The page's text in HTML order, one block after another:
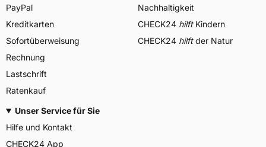
PayPal
Kreditkarten
Sofortüberweisung
Rechnung
Lastschrift
Ratenkauf
Nachhaltigkeit
CHECK24 hilftKindern
CHECK24 hilftder Natur
Unser Service für Sie
Hilfe und Kontakt
CHECK24 App